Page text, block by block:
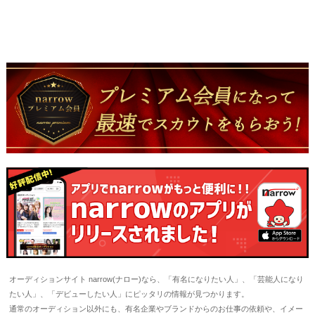
オーディションサイト narrow(ナロー)なら、「有名になりたい人」、「芸能人になり
たい人」、「デビューしたい人」にピッタリの情報が見つかります。
通常のオーディション以外にも、有名企業やブランドからのお仕事の依頼や、イメー